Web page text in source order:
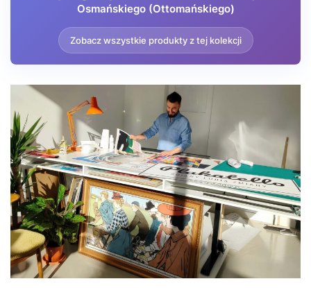
delikatnymi akcentami turkusu i szałwii w strojach postaci. Tło
wypełniają błękitnawe, zamglone sylwetki gór, nadające
całości orientalnego charakteru.
Ten plakat z kolekcji Plakatello idealnie wpisze się w wnętrza
bibliotecznym. Będzie świetnym dopełnieniem gabinetu z
ciemnymi meblami, skórzanymi fotelami i globusami, ale
równie dobrze zaprezentuje się w nowoczesnym salonie jako
element kontrastujący z minimalistycznym wystrojem.
Osmańskiego (Ottomańskiego)
Zobacz wszystkie produkty z tej kolekcji